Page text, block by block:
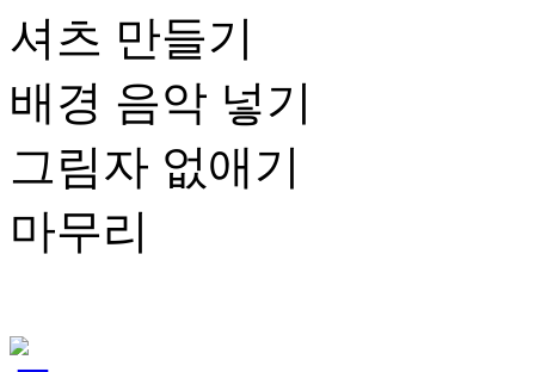
셔츠 만들기
배경 음악 넣기
그림자 없애기
마무리